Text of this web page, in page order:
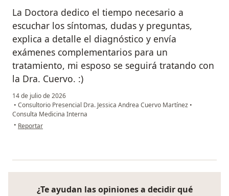
La Doctora dedico el tiempo necesario a
escuchar los síntomas, dudas y preguntas,
explica a detalle el diagnóstico y envía
exámenes complementarios para un
tratamiento, mi esposo se seguirá tratando con
la Dra. Cuervo. :)
14 de julio de 2026
• Consultorio Presencial Dra. Jessica Andrea Cuervo Martínez •
Consulta Medicina Interna
• en opinión del usuario Brenda Cuenca
Reportar
¿Te ayudan las opiniones a decidir qué